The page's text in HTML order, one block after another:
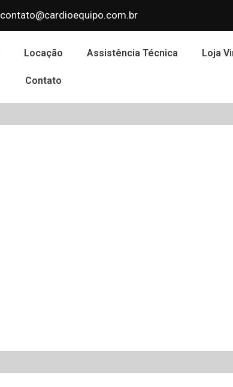
contato@cardioequipo.com.br
Locação Assistência Técnica Loja
Contato